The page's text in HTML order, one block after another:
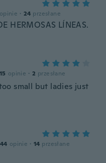
opinie · 24 przesłane
HERMOSAS LÍNEAS.
15 opinie · 2 przesłane
small but ladies just
44 opinie · 14 przesłane